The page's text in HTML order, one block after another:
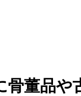
骨董品や